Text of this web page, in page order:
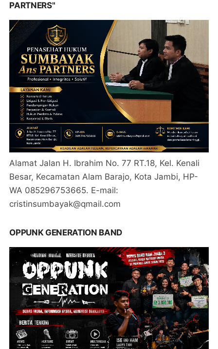
PARTNERS"
Alamat Jalan H. Ibrahim No. 77 RT.18, Kel. Kenali
Besar, Kecamatan Alam Barajo, Kota Jambi, HP-
WA 085296753665. E-mail:
cristinsumbayak@qmail.com
OPPUNK GENERATION BAND